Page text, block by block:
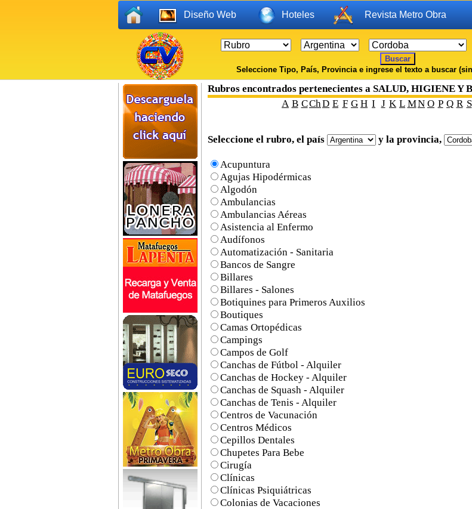
Diseño Web Hoteles Revista Metro Obra
Seleccione Tipo, País, Provincia e ingrese el texto a buscar
Rubros encontrados pertenecientes a SALUD, HIGIENE Y
A B CChD E F G H I J K L MN O P Q R S
Seleccione el rubro, el país y la provincia,
Acupuntura
Agujas Hipodérmicas
Algodón
Ambulancias
Ambulancias Aéreas
Asistencia al Enfermo
Audífonos
Automatización - Sanitaria
Bancos de Sangre
Billares
Billares - Salones
Botiquines para Primeros Auxilios
Boutiques
Camas Ortopédicas
Campings
Campos de Golf
Canchas de Fútbol - Alquiler
Canchas de Hockey - Alquiler
Canchas de Squash - Alquiler
Canchas de Tenis - Alquiler
Centros de Vacunación
Centros Médicos
Cepillos Dentales
Chupetes Para Bebe
Cirugía
Clínicas
Clínicas Psiquiátricas
Colonias de Vacaciones